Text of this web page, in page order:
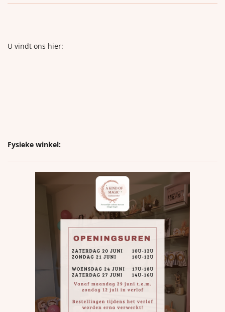
U vindt ons hier:
Fysieke winkel: